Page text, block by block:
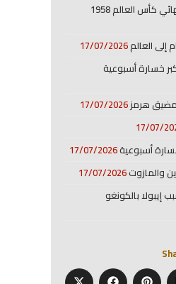
كأس العالم 1958
العالم17/07/2026
خسارة أسبوعية
هرمز17/07/2026
17/07/
أسبوعية17/07/2026
والمازوت17/07/2026
إيبولا بالكونغو